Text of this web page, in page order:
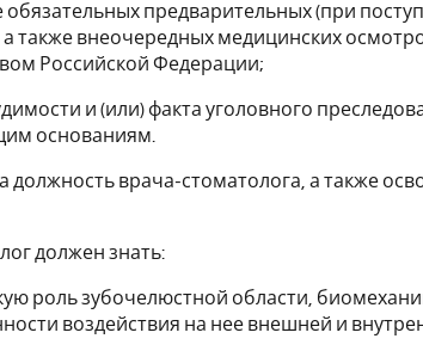
предварительных (при
также внеочередных медицинских
Российской Федерации;
и (или) факта уголовного
основаниям.
должность врача-стоматолога, а также
должен знать:
роль зубочелюстной области,
воздействия на нее внешней и